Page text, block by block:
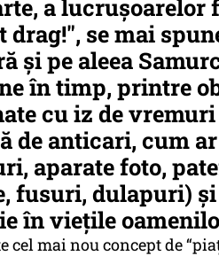
a lucrușoarelor
drag!", se mai
și pe aleea
în timp, printre
cu iz de
de anticari, cum
aparate foto,
fusuri, dulapuri)
în viețile
cel mai nou concept de